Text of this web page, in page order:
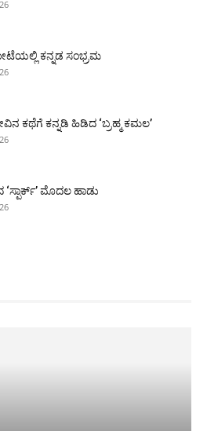
ಕನ್ನಡ ಸಂಭ್ರಮ
ಕಥೆಗೆ ಕನ್ನಡಿ ಹಿಡಿದ ‘ಬ್ರಹ್ಮ ಕಮಲ’
‘ಸ್ಪಾರ್ಕ್’ ಮೊದಲ ಹಾಡು